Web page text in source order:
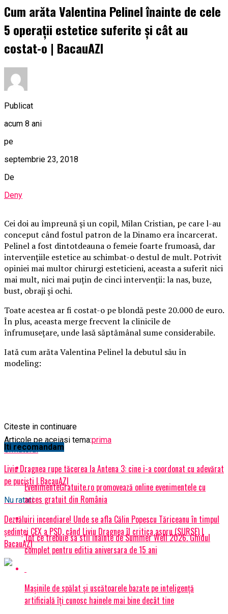
Cum arăta Valentina Pelinel înainte de cele
5 operații estetice suferite și cât au
costat-o | BacauAZI
Publicat
acum 8 ani
pe
septembrie 23, 2018
De
Deny
Cei doi au împreună şi un copil, Milan Cristian, pe care l-au
conceput când fostul patron de la Dinamo era încarcerat.
Pelinel a fost dintotdeauna o femeie foarte frumoasă, dar
intervenţiile estetice au schimbat-o destul de mult. Potrivit
opiniei mai multor chirurgi esteticieni, aceasta a suferit nici
mai mult, nici mai puţin de cinci intervenţii: la nas, buze,
bust, obraji şi ochi.
Toate acestea ar fi costat-o pe blondă peste 20.000 de euro.
În plus, aceasta merge frecvent la clinicile de
înfrumuseţare, unde lasă săptămânal sume considerabile.
Iată cum arăta Valentina Pelinel la debutul său în
modeling:
Articole pe aceiasi tema:prima
Urmatorul
Liviu Dragnea rupe tăcerea la Antena 3: cine i-a coordonat cu adevărat
pe puciști | BacauAZI
Nu ratati
Dezvăluiri incendiare! Unde se afla Călin Popescu Tăriceanu în timpul
ședinței CEX a PSD, când Liviu Dragnea îl critica aspru (SURSE) |
BacauAZI
Citeste in continuare
Iti recomandam
EvenimenteGratuite.ro promovează online evenimentele cu
acces gratuit din România
Tot ce trebuie sa stii inainte de Summer Well 2026. Ghidul
complet pentru editia aniversara de 15 ani
Mașinile de spălat și uscătoarele bazate pe inteligență
artificială îți cunosc hainele mai bine decât tine